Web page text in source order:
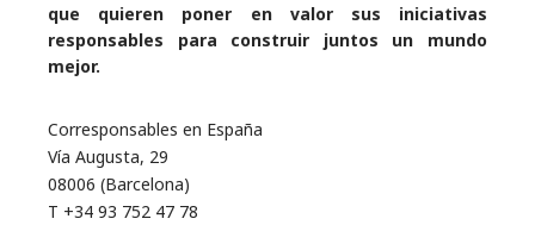
que quieren poner en valor sus iniciativas
responsables para construir juntos un mundo
mejor.
Corresponsables en España
Vía Augusta, 29
08006 (Barcelona)
T +34 93 752 47 78